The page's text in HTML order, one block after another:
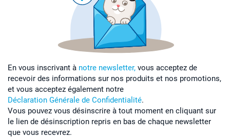
En vous inscrivant à notre newsletter, vous acceptez de
recevoir des informations sur nos produits et nos promotions,
et vous acceptez également notre
Déclaration Générale de Confidentialité.
Vous pouvez vous désinscrire à tout moment en cliquant sur
le lien de désinscription repris en bas de chaque newsletter
que vous recevrez.